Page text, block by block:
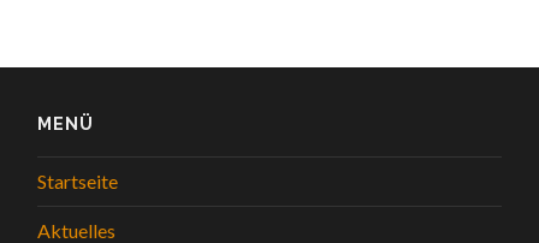
MENÜ
Startseite
Aktuelles